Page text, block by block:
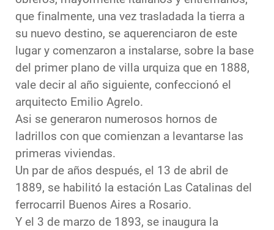
que finalmente, una vez trasladada la tierra a
su nuevo destino, se aquerenciaron de este
lugar y comenzaron a instalarse, sobre la base
del primer plano de villa urquiza que en 1888,
vale decir al año siguiente, confeccionó el
arquitecto Emilio Agrelo.
Asi se generaron numerosos hornos de
ladrillos con que comienzan a levantarse las
primeras viviendas.
Un par de años después, el 13 de abril de
1889, se habilitó la estación Las Catalinas del
ferrocarril Buenos Aires a Rosario.
Y el 3 de marzo de 1893, se inaugura la